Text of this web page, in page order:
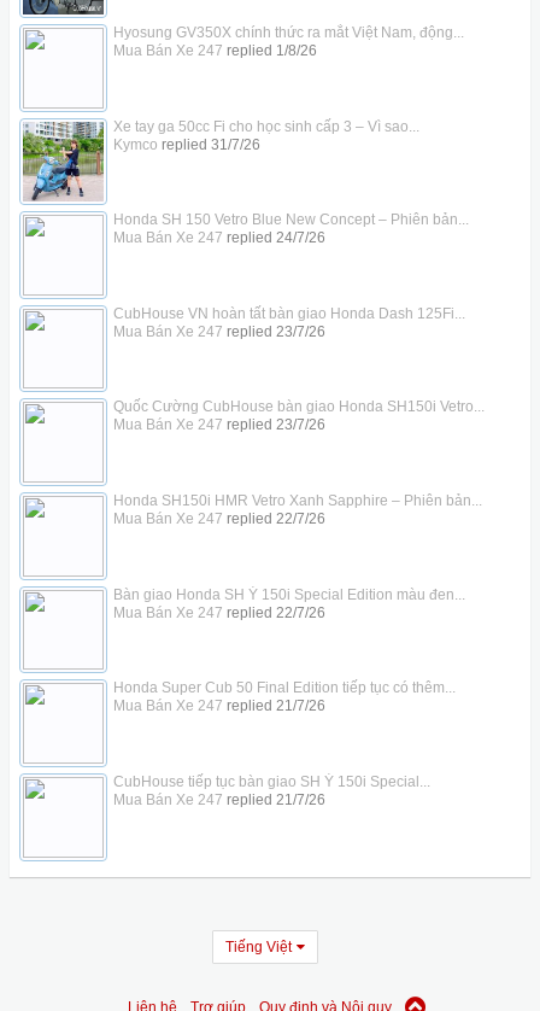
Hyosung GV350X chính thức ra mắt Việt Nam, động...
Mua Bán Xe 247 replied 1/8/26
Xe tay ga 50cc Fi cho học sinh cấp 3 – Vì sao...
Kymco replied 31/7/26
Honda SH 150 Vetro Blue New Concept – Phiên bản...
Mua Bán Xe 247 replied 24/7/26
CubHouse VN hoàn tất bàn giao Honda Dash 125Fi...
Mua Bán Xe 247 replied 23/7/26
Quốc Cường CubHouse bàn giao Honda SH150i Vetro...
Mua Bán Xe 247 replied 23/7/26
Honda SH150i HMR Vetro Xanh Sapphire – Phiên bản...
Mua Bán Xe 247 replied 22/7/26
Bàn giao Honda SH Ý 150i Special Edition màu đen...
Mua Bán Xe 247 replied 22/7/26
Honda Super Cub 50 Final Edition tiếp tục có thêm...
Mua Bán Xe 247 replied 21/7/26
CubHouse tiếp tục bàn giao SH Ý 150i Special...
Mua Bán Xe 247 replied 21/7/26
Tiếng Việt
Liên hệ Trợ giúp Quy định và Nội quy